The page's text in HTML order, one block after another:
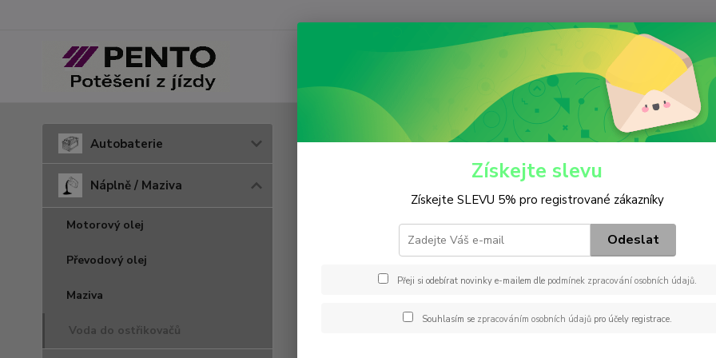
(Po-
Autobaterie
Náplně / Maziva
Motorový olej
Převodový olej
Maziva
Voda do ostřikovačů
Náplně / Maziva Voda do ostřikovačů
Voda do ostřikovačů
Kč Od
Skladem Novinka Akce Doprava ZDARMA TOP
Získejte slevu
Získejte SLEVU 5% pro registrované zákazníky
Odeslat
Přeji si odebírat novinky e-mailem dle podmínek zpracování osobních údajů.
Souhlasím se zpracováním osobních údajůpro účely registrace.